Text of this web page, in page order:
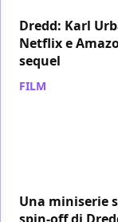
Dredd: Karl
Netflix e
sequel
FILM
Una miniserie